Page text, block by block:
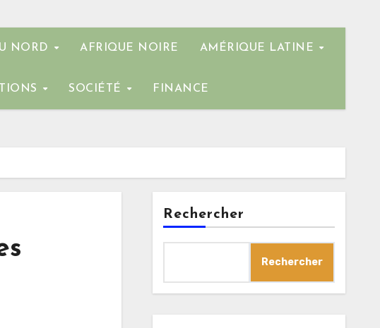
NORD AFRIQUE NOIRE AMÉRIQUE LATINE
SOCIÉTÉ FINANCE
Rechercher
Rechercher